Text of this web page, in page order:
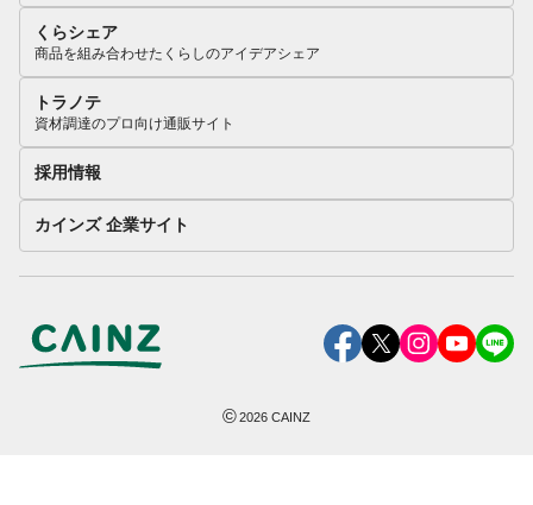
くらシェア
商品を組み合わせたくらしのアイデアシェア
トラノテ
資材調達のプロ向け通販サイト
採用情報
カインズ 企業サイト
©2026 CAINZ